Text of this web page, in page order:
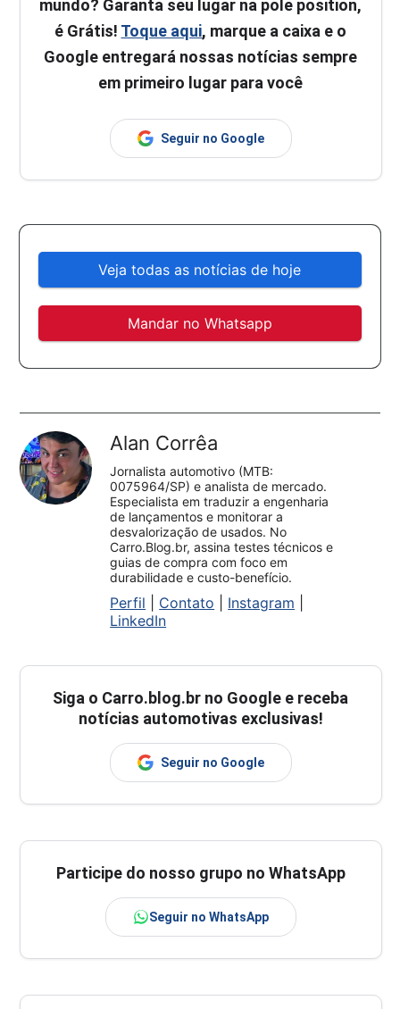
mundo? Garanta seu lugar na pole position,
é Grátis! Toque aqui, marque a caixa e o
Google entregará nossas notícias sempre
em primeiro lugar para você
Seguir no Google
Veja todas as notícias de hoje
Mandar no Whatsapp
Alan Corrêa
Jornalista automotivo (MTB:
0075964/SP) e analista de mercado.
Especialista em traduzir a engenharia
de lançamentos e monitorar a
desvalorização de usados. No
Carro.Blog.br, assina testes técnicos e
guias de compra com foco em
durabilidade e custo-benefício.
Perfil Contato Instagram
LinkedIn
Siga o Carro.blog.br no Google e receba
notícias automotivas exclusivas!
Seguir no Google
Participe do nosso grupo no WhatsApp
Seguir no WhatsApp